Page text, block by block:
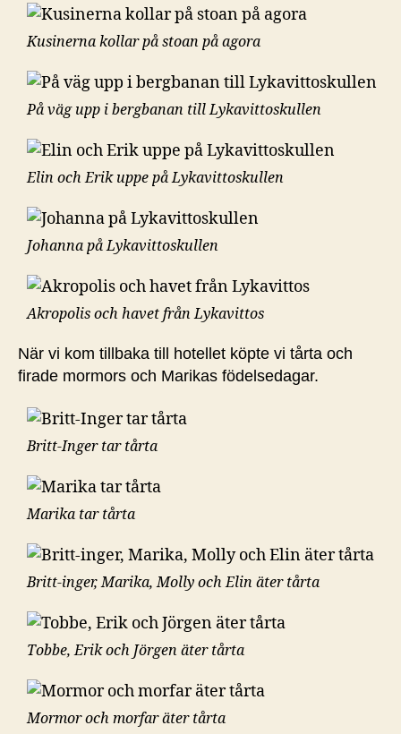
Kusinerna kollar på stoan på agora
På väg upp i bergbanan till Lykavittoskullen
Elin och Erik uppe på Lykavittoskullen
Johanna på Lykavittoskullen
Akropolis och havet från Lykavittos
När vi kom tillbaka till hotellet köpte vi tårta och
firade mormors och Marikas födelsedagar.
Britt-Inger tar tårta
Marika tar tårta
Britt-inger, Marika, Molly och Elin äter tårta
Tobbe, Erik och Jörgen äter tårta
Mormor och morfar äter tårta